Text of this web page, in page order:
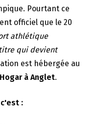
Pourtant ce
officiel que le 20
athlétique
qui devient
est hébergée au
à Anglet.
: